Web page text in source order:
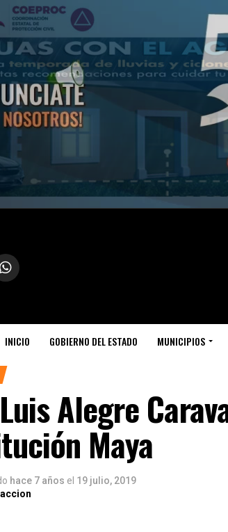
INICIO GOBIERNO DEL ESTADO MUNICIPIOS
Alegre
Maya
hace 7 años el 19 julio, 2019